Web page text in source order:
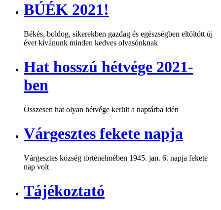
BÚÉK 2021!
Békés, boldog, sikerekben gazdag és egészségben eltöltött új
évet kívánunk minden kedves olvasónknak
Hat hosszú hétvége 2021-
ben
Összesen hat olyan hétvége került a naptárba idén
Várgesztes fekete napja
Várgesztes község történelmében 1945. jan. 6. napja fekete
nap volt
Tájékoztató